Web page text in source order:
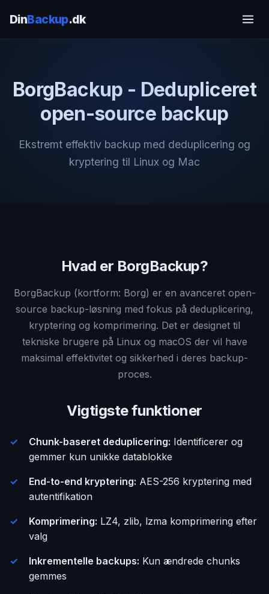
DinBackup.dk
BorgBackup - Dedupliceret
open-source backup
Ekstremt effektiv backup med deduplicering og
kryptering til Linux og Mac
Hvad er BorgBackup?
BorgBackup (kortform: Borg) er en avanceret open-
source backup-løsning med fokus på deduplicering,
kryptering og komprimering. Det er designet til
tekniske brugere på Linux og macOS der vil have
maksimal effektivitet og sikkerhed i deres backup-
proces.
Vigtigste funktioner
Chunk-baseret deduplicering: Identificerer og
gemmer kun unikke datablokke
End-to-end kryptering: AES-256 kryptering med
autentifikation
Komprimering: LZ4, zlib, lzma komprimering efter
valg
Inkrementelle backups: Kun ændrede chunks
gemmes